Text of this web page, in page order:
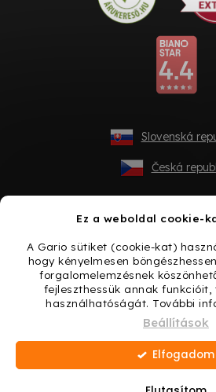
Ez a weboldal cookie-
A Gario sütiket (cookie-kat)
hogy kényelmesen
forgalomelemzésnek
fejleszthessük annak funkcióit,
használhatóságát. További
Beállítások
Elfogadom
Slovenská
Česká
Shoptet
Copyright 2026Gario.hu.
beállítások